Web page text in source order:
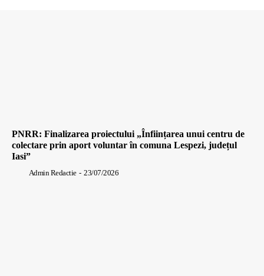
PNRR: Finalizarea proiectului „Înființarea unui centru de
colectare prin aport voluntar în comuna Lespezi, județul
Iasi”
Admin Redactie - 23/07/2026